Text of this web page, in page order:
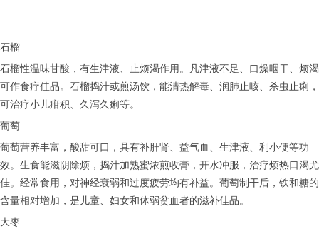
石榴
石榴性温味甘酸，有生津液、止烦渴作用。凡津液不足、口燥咽干、烦渴
可作食疗佳品。石榴捣汁或煎汤饮，能清热解毒、润肺止咳、杀虫止痢，
可治疗小儿疳积、久泻久痢等。
葡萄
葡萄营养丰富，酸甜可口，具有补肝肾、益气血、生津液、利小便等功
效。生食能滋阴除烦，捣汁加熟蜜浓煎收膏，开水冲服，治疗烦热口渴尤
佳。经常食用，对神经衰弱和过度疲劳均有补益。葡萄制干后，铁和糖的
含量相对增加，是儿童、妇女和体弱贫血者的滋补佳品。
大枣